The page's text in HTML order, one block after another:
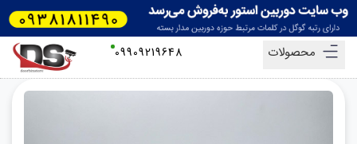
محصولات 09909219648